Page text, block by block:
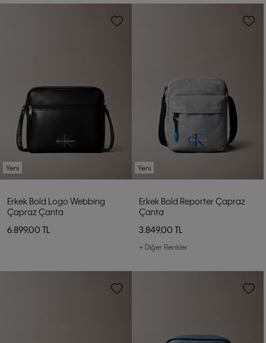
Yeni
Erkek Bold Logo Webbing
Çapraz Çanta
6.899,00 TL
Yeni
Erkek Bold Reporter Çapraz
Çanta
3.849,00 TL
+ Diğer Renkler